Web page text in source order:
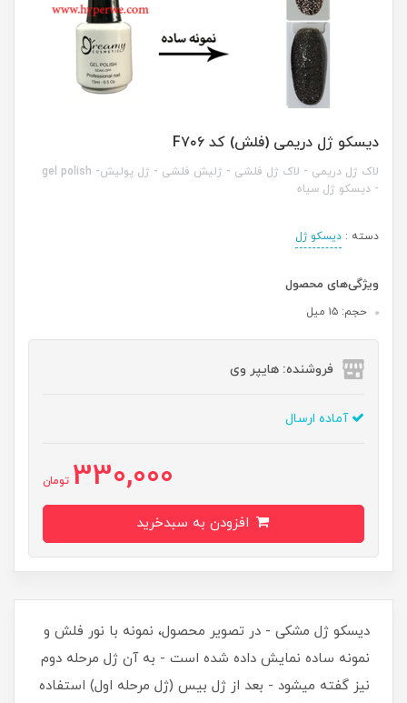
دیسکو ژل دریمی (فلش) کد F۷۰۶
لاک ژل دریمی - لاک ژل فلشی - ژلیش فلشی - ژل پولیش- gel polish
- دیسکو ژل سیاه
دسته : دیسکو ژل
ویژگی‌های محصول
حجم: ۱۵ میل
فروشنده: هایپر وی
آماده ارسال
330,000 تومان
دیسکو ژل مشکی - در تصویر محصول، نمونه با نور فلش و
نمونه ساده نمایش داده شده است - به آن ژل مرحله دوم
نيز گفته ميشود - بعد از ژل بيس (ژل مرحله اول) استفاده